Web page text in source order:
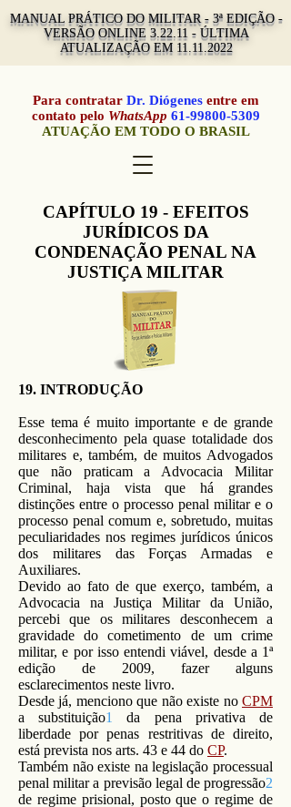
MANUAL PRÁTICO DO MILITAR - 3ª EDIÇÃO -
VERSÃO ONLINE 3.22.11 - ÚLTIMA
ATUALIZAÇÃO EM 11.11.2022
Para contratar Dr. Diógenesentre em
contato pelo WhatsApp 61-99800-5309
ATUAÇÃO EM TODO O BRASIL
CAPÍTULO 19 - EFEITOS
JURÍDICOS DA
CONDENAÇÃO PENAL NA
JUSTIÇA MILITAR
19. INTRODUÇÃO
Esse tema é muito importante e de grande
desconhecimento pela quase totalidade dos
militares e, também, de muitos Advogados
que não praticam a Advocacia Militar
Criminal, haja vista que há grandes
distinções entre o processo penal militar e o
processo penal comum e, sobretudo, muitas
peculiaridades nos regimes jurídicos únicos
dos militares das Forças Armadas e
Auxiliares.
Devido ao fato de que exerço, também, a
Advocacia na Justiça Militar da União,
percebi que os militares desconhecem a
gravidade do cometimento de um crime
militar, e por isso entendi viável, desde a 1ª
edição de 2009, fazer alguns
esclarecimentos neste livro.
Desde já, menciono que não existe no CPM
a substituição1
da pena privativa de
liberdade por penas restritivas de direito,
está prevista nos arts. 43 e 44 do CP.
Também não existe na legislação processual
penal militar a previsão legal de progressão2
de regime prisional, posto que o regime de